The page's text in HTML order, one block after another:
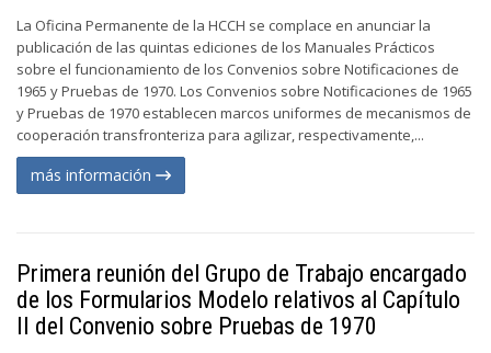
La Oficina Permanente de la HCCH se complace en anunciar la
publicación de las quintas ediciones de los Manuales Prácticos
sobre el funcionamiento de los Convenios sobre Notificaciones de
1965 y Pruebas de 1970. Los Convenios sobre Notificaciones de 1965
y Pruebas de 1970 establecen marcos uniformes de mecanismos de
cooperación transfronteriza para agilizar, respectivamente,...
más información
Primera reunión del Grupo de Trabajo encargado
de los Formularios Modelo relativos al Capítulo
II del Convenio sobre Pruebas de 1970